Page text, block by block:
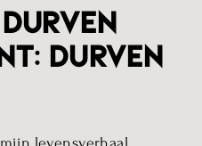
durven
levensverhaal